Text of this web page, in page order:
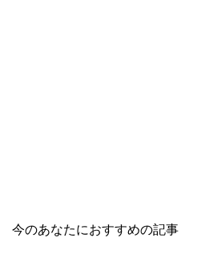
今のあなたにおすすめの記事